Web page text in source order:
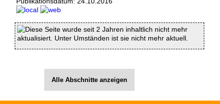
Diese Seite wurde seit 2 Jahren inhaltlich nicht mehr
aktualisiert. Unter Umständen ist sie nicht mehr aktuell.
Alle Abschnitte anzeigen